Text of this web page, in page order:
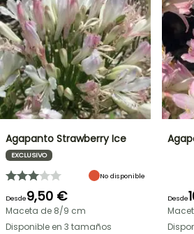
Agapanto Strawberry Ice
EXCLUSIVO
No disponible
Desde9,50 €
Maceta de 8/9 cm
Disponible en 3 tamaños
Desde